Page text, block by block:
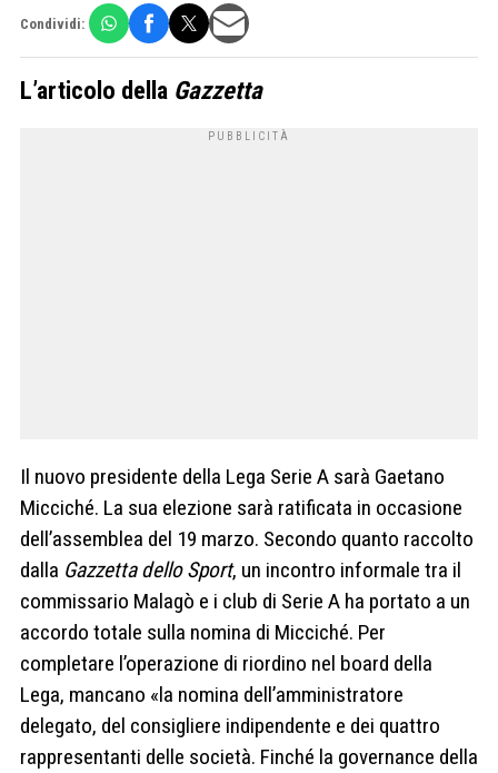
Condividi:
L’articolo della Gazzetta
Il nuovo presidente della Lega Serie A sarà Gaetano
Micciché. La sua elezione sarà ratificata in occasione
dell’assemblea del 19 marzo. Secondo quanto raccolto
dalla Gazzetta dello Sport, un incontro informale tra il
commissario Malagò e i club di Serie A ha portato a un
accordo totale sulla nomina di Micciché. Per
completare l’operazione di riordino nel board della
Lega, mancano «la nomina dell’amministratore
delegato, del consigliere indipendente e dei quattro
rappresentanti delle società. Finché la governance della